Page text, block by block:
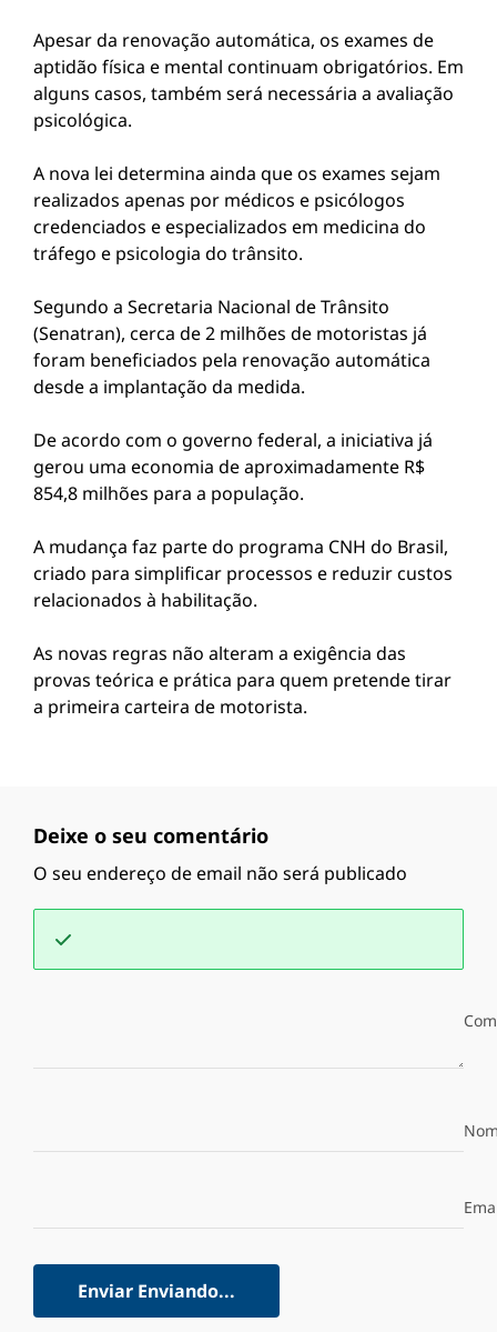
Apesar da renovação automática, os exames de
aptidão física e mental continuam obrigatórios. Em
alguns casos, também será necessária a avaliação
psicológica.
A nova lei determina ainda que os exames sejam
realizados apenas por médicos e psicólogos
credenciados e especializados em medicina do
tráfego e psicologia do trânsito.
Segundo a Secretaria Nacional de Trânsito
(Senatran), cerca de 2 milhões de motoristas já
foram beneficiados pela renovação automática
desde a implantação da medida.
De acordo com o governo federal, a iniciativa já
gerou uma economia de aproximadamente R$
854,8 milhões para a população.
A mudança faz parte do programa CNH do Brasil,
criado para simplificar processos e reduzir custos
relacionados à habilitação.
As novas regras não alteram a exigência das
provas teórica e prática para quem pretende tirar
a primeira carteira de motorista.
Deixe o seu comentário
O seu endereço de email não será publicado
Enviar Enviando...